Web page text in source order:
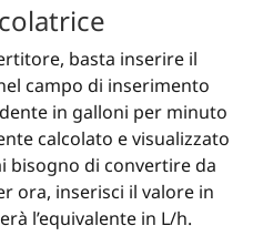
basta inserire il
campo di inserimento
in galloni per minuto
calcolato e visualizzato
bisogno di convertire da
ora, inserisci il valore in
l’equivalente in L/h.